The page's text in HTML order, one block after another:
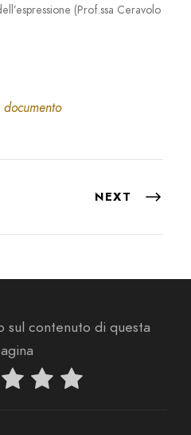
(Prof.ssa Ceravolo
NEXT
sul contenuto di questa